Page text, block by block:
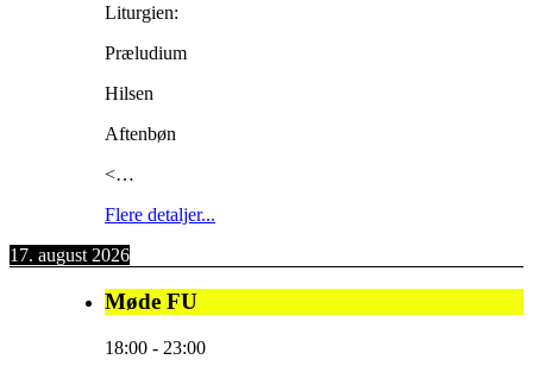
Liturgien:
Præludium
Hilsen
Aftenbøn
<…
Flere detaljer...
17. august 2026
Møde FU
18:00 - 23:00